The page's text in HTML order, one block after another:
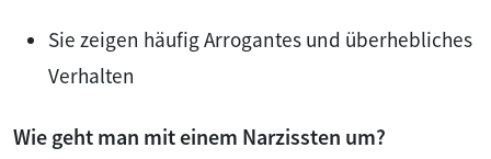
Sie zeigen häufig Arrogantes und überhebliches
Verhalten
Wie geht man mit einem Narzissten um?